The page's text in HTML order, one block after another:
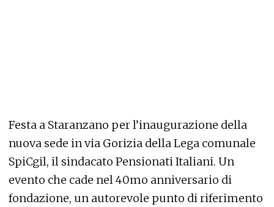
Festa a Staranzano per l’inaugurazione della
nuova sede in via Gorizia della Lega comunale
SpiCgil, il sindacato Pensionati Italiani. Un
evento che cade nel 40mo anniversario di
fondazione, un autorevole punto di riferimento